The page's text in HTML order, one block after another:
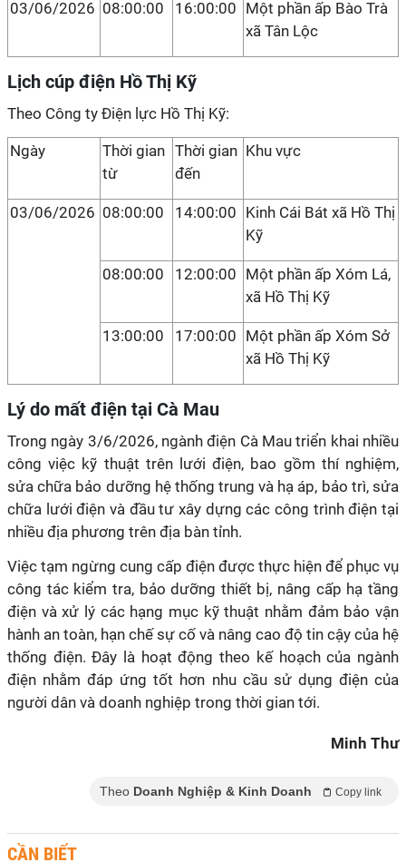
03/06/2026 08:00:00 16:00:00 Một phần ấp Bào Trà
xã Tân Lộc
Lịch cúp điện Hồ Thị Kỹ
Theo Công ty Điện lực Hồ Thị Kỹ:
Ngày
Thời gian
từ
Thời gian
đến
Khu vực
03/06/2026 08:00:00 14:00:00 Kinh Cái Bát xã Hồ Thị
Kỹ
08:00:00 12:00:00 Một phần ấp Xóm Lá,
xã Hồ Thị Kỹ
13:00:00 17:00:00 Một phần ấp Xóm Sở
xã Hồ Thị Kỹ
Lý do mất điện tại Cà Mau
Trong ngày 3/6/2026, ngành điện Cà Mau triển khai nhiều
công việc kỹ thuật trên lưới điện, bao gồm thí nghiệm,
sửa chữa bảo dưỡng hệ thống trung và hạ áp, bảo trì, sửa
chữa lưới điện và đầu tư xây dựng các công trình điện tại
nhiều địa phương trên địa bàn tỉnh.
Việc tạm ngừng cung cấp điện được thực hiện để phục vụ
công tác kiểm tra, bảo dưỡng thiết bị, nâng cấp hạ tầng
điện và xử lý các hạng mục kỹ thuật nhằm đảm bảo vận
hành an toàn, hạn chế sự cố và nâng cao độ tin cậy của hệ
thống điện. Đây là hoạt động theo kế hoạch của ngành
điện nhằm đáp ứng tốt hơn nhu cầu sử dụng điện của
người dân và doanh nghiệp trong thời gian tới.
Minh Thư
Theo Doanh Nghiệp & Kinh Doanh Copy link
CẦN BIẾT